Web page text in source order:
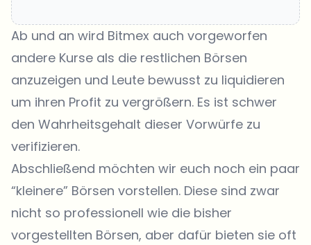
Ab und an wird Bitmex auch vorgeworfen
andere Kurse als die restlichen Börsen
anzuzeigen und Leute bewusst zu liquidieren
um ihren Profit zu vergrößern. Es ist schwer
den Wahrheitsgehalt dieser Vorwürfe zu
verifizieren.
Abschließend möchten wir euch noch ein paar
“kleinere” Börsen vorstellen. Diese sind zwar
nicht so professionell wie die bisher
vorgestellten Börsen, aber dafür bieten sie oft